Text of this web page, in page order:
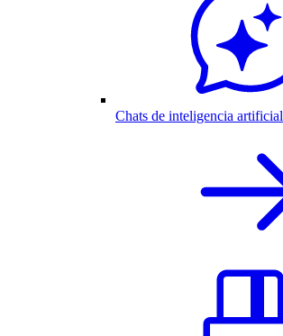
Chats de inteligencia artificial